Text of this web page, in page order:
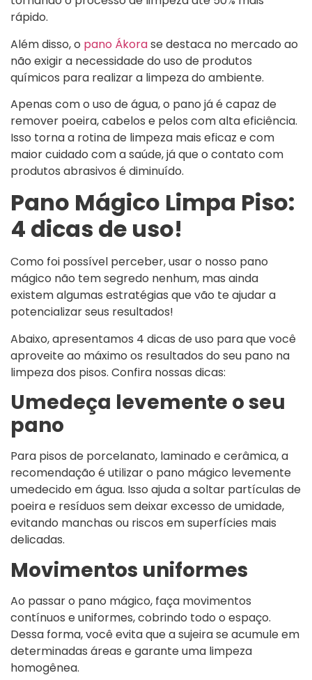
rápido.
Além disso, o pano Ákorase destaca no mercado ao
não exigir a necessidade do uso de produtos
químicos para realizar a limpeza do ambiente.
Apenas com o uso de água, o pano já é capaz de
remover poeira, cabelos e pelos com alta eficiência.
Isso torna a rotina de limpeza mais eficaz e com
maior cuidado com a saúde, já que o contato com
produtos abrasivos é diminuído.
Pano Mágico Limpa Piso:
4 dicas de uso!
Como foi possível perceber, usar o nosso pano
mágico não tem segredo nenhum, mas ainda
existem algumas estratégias que vão te ajudar a
potencializar seus resultados!
Abaixo, apresentamos 4 dicas de uso para que você
aproveite ao máximo os resultados do seu pano na
limpeza dos pisos. Confira nossas dicas:
Umedeça levemente o seu
pano
Para pisos de porcelanato, laminado e cerâmica, a
recomendação é utilizar o pano mágico levemente
umedecido em água. Isso ajuda a soltar partículas de
poeira e resíduos sem deixar excesso de umidade,
evitando manchas ou riscos em superfícies mais
delicadas.
Movimentos uniformes
Ao passar o pano mágico, faça movimentos
contínuos e uniformes, cobrindo todo o espaço.
Dessa forma, você evita que a sujeira se acumule em
determinadas áreas e garante uma limpeza
homogênea.